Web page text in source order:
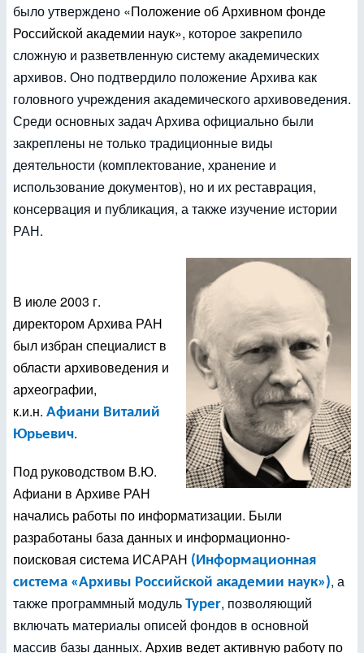
было утверждено «Положение об Архивном фонде
Российской академии наук», которое закрепило
сложную и разветвленную систему академических
архивов. Оно подтвердило положение Архива как
головного учреждения академического архивоведения.
Среди основных задач Архива официально были
закреплены не только традиционные виды
деятельности (комплектование, хранение и
использование документов), но и их реставрация,
консервация и публикация, а также изучение истории
РАН.
В июле 2003 г.
директором Архива РАН
был избран специалист в
области архивоведения и
археографии,
к.и.н. Афиани Виталий
Юрьевич.
Под руководством В.Ю.
Афиани в Архиве РАН
начались работы по информатизации. Были
разработаны база данных и информационно-
поисковая система ИСАРАН (Информационная
система «Архивы Российской академии наук»), а
также программный модуль Typer, позволяющий
включать материалы описей фондов в основной
массив базы данных. Архив ведет активную работу по